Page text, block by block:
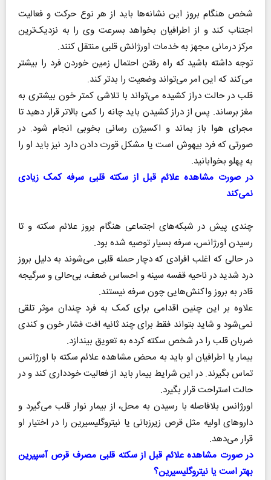
شخص هنگام بروز این نشانه‌ها باید از هر نوع حرکت و فعالیت
اجتناب کند و از اطرافیان بخواهد بسرعت وی را به نزدیک‌ترین
مرکز درمانی مجهز به خدمات اورژانش قلبی منتقل کنند‌.
توجه داشته باشید که راه رفتن احتمال زمین خوردن فرد را بیشتر
می‌کند که این امر می‌تواند وضعیت را بدتر کند.
قلب در حالت دراز کشیده می‌تواند با تلاشی کمتر خون بیشتری به
مغز برساند. پس از دراز کشیدن باید چانه را کمی بالاتر قرار دهید تا
مجرای هوا باز بماند و اکسیژن رسانی بخوبی انجام شود. در
صورتی که فرد بیهوش است یا مشکل قورت دادن دارد نیز باید او را
به پهلو بخوابانید.
در صورت مشاهده علائم قبل از سکته قلبی سرفه کمک زیادی
نمی‌کند
چندی پیش در شبکه‌های اجتماعی هنگام بروز علائم سکته و تا
رسیدن اورژانس، سرفه بسیار توصیه شده بود‌.
در حالی که اغلب افرادی که دچار حمله قلبی می‌شوند به دلیل بروز
درد شدید در ناحیه قفسه سینه و احساس ضعف، بی‌حالی و سرگیجه
قادر به بروز واکنش‌هایی چون سرفه نیستند‌.
علاوه بر این چنین اقدامی برای کمک به فرد چندان موثر تلقی
نمی‌شود و شاید بتواند فقط برای چند ثانیه افت فشار خون و کندی
ضربان قلب را در شخص سکته کرده به تعویق بیندازد.
بیمار یا اطرافیان او باید به محض مشاهده علائم سکته با اورژانس
تماس بگیرند. در این شرایط بیمار باید از فعالیت خودداری کند و در
حالت استراحت قرار بگیرد.
اورژانس بلافاصله با رسیدن به محل، از بیمار نوار قلب می‌گیرد و
داروهای اولیه مثل قرص زیرزبانی یا نیتروگلیسیرین را در اختیار او
قرار می‌دهد.
در صورت مشاهده علائم قبل از سکته قلبی مصرف قرص آسپیرین
بهتر است یا نیتروگلیسیرین؟